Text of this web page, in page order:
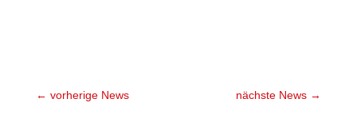
← vorherige News nächste News →